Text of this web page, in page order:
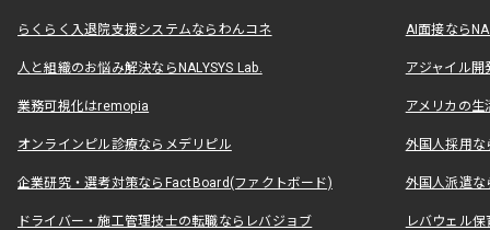
らくらく入退院支援システムならわんコネ AI面接なら
人と組織のお悩み解決ならNALYSYS Lab. アジャイル
業務可視化はremopia アメリカの
オンラインピル診療ならメデリピル 外国人採用
企業研究・選考対策ならFactBoard(ファクトボード) 外国人派遣な
ドライバー・施工管理技士の転職ならレバジョブ レバウェル